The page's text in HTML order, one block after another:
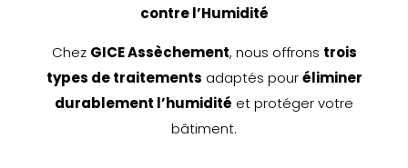
contre l’Humidité
Chez GICE Assèchement, nous offrons trois
types de traitements adaptés pouréliminer
durablement l’humidité et protéger votre
bâtiment.